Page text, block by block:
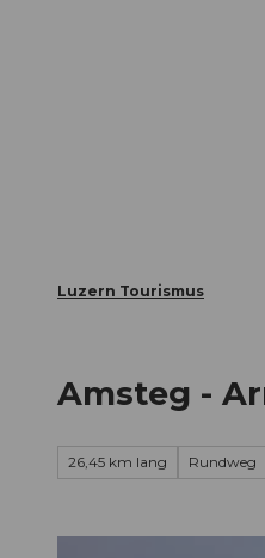
Luzern Tourismus
Amsteg -
26,45 km lang Rundweg